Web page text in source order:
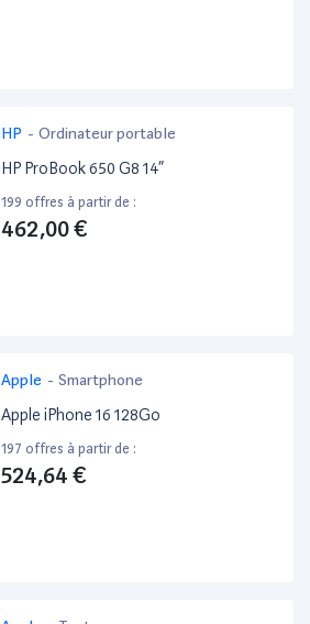
HP - Ordinateur portable
HP ProBook 650 G8 14”
199 offres à partir de :
462,00 €
Apple - Smartphone
Apple iPhone 16 128Go
197 offres à partir de :
524,64 €